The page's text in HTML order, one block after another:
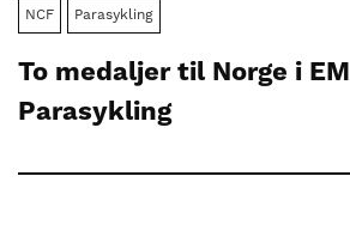
NCF Parasykling
To medaljer til Norge i EM
Parasykling